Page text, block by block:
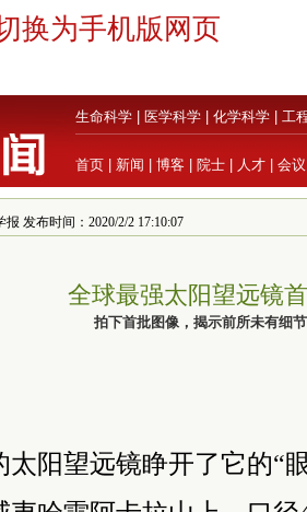
换为手机版网页
生命科学 医学科学 化学科学 工
首页 新闻 博客 院士 人才 会议
发布时间：2020/2/2 17:10:07
全球最强太阳望远镜
拍下首批图像，揭示前所未有细节
太阳望远镜睁开了它的“